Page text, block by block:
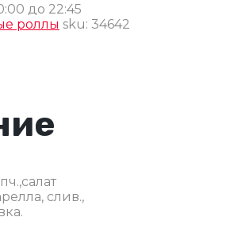
до 22:45
роллы sku: 34642
слив.,